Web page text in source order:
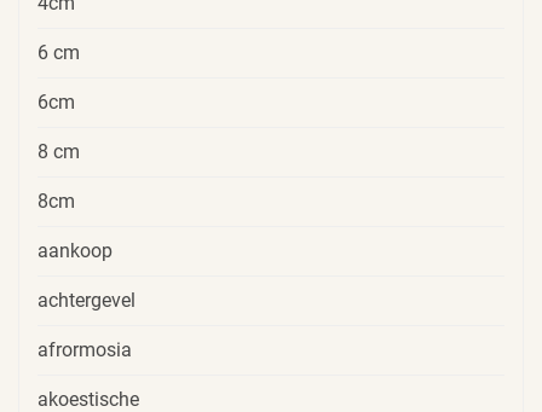
6 cm
6cm
8 cm
8cm
aankoop
achtergevel
afrormosia
akoestische